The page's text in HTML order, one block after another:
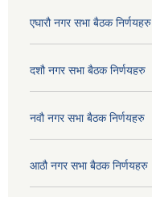
एघारौ नगर सभा बैठक निर्णयहरु
दशौ नगर सभा बैठक निर्णयहरु
नवौ नगर सभा बैठक निर्णयहरु
आठौ नगर सभा बैठक निर्णयहरु